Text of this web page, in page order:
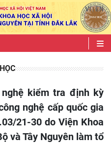
VI|EN
nghệ cấp quốc gia
21-30 do Viện Khoa
và Tây Nguyên làm tổ